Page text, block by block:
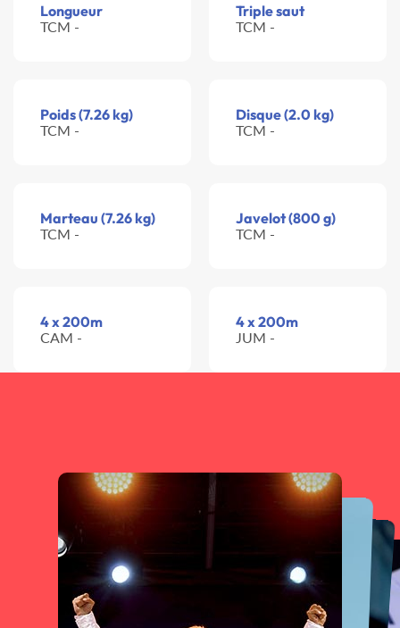
Longueur
TCM -
Triple saut
TCM -
Poids (7.26 kg)
TCM -
Disque (2.0 kg)
TCM -
Marteau (7.26 kg)
TCM -
Javelot (800 g)
TCM -
4 x 200m
CAM -
4 x 200m
JUM -